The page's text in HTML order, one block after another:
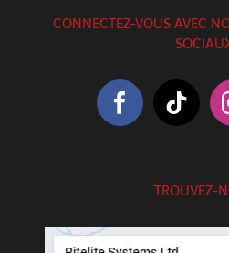
CONNECTEZ-VOUS AVEC
TROUVEZ-